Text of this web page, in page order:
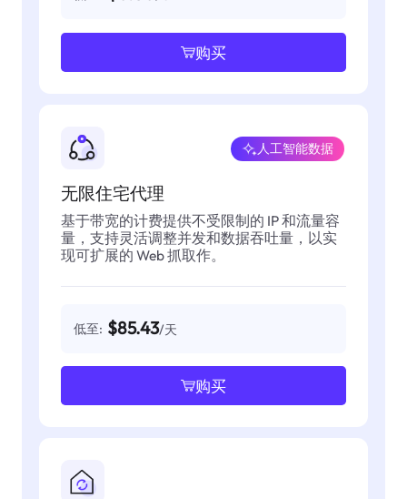
购买
无限住宅代理
人工智能数据
基于带宽的计费提供不受限制的 IP 和流量容
量，支持灵活调整并发和数据吞吐量，以实
现可扩展的 Web 抓取作。
低至: $85.43/天
购买